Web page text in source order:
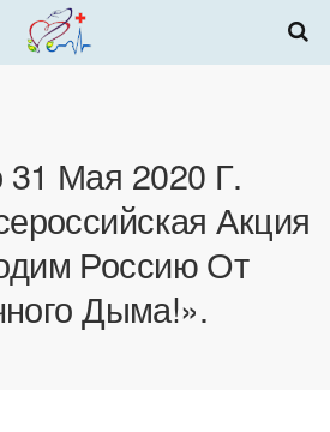
Мая 2020 Г.
Акция
Россию От
Дыма!».